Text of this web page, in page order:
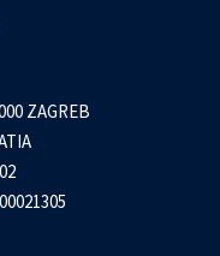
ZAGREB